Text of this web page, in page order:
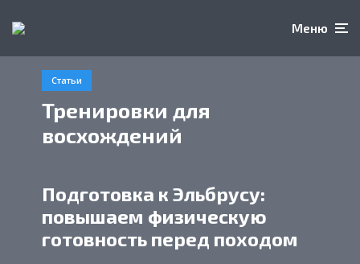
Меню
Статьи
Тренировки для
восхождений
Подготовка к Эльбрусу:
повышаем физическую
готовность перед походом